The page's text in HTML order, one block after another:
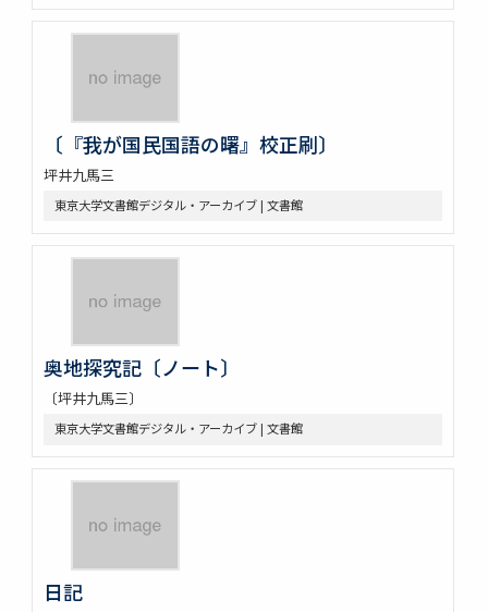
〔『我が国民国語の曙』校正刷〕
坪井九馬三
東京大学文書館デジタル・アーカイブ | 文書館
奥地探究記〔ノート〕
〔坪井九馬三〕
東京大学文書館デジタル・アーカイブ | 文書館
日記